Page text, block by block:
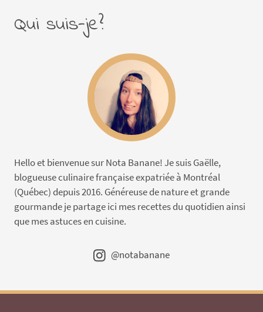
Qui suis-je?
Hello et bienvenue sur Nota Banane! Je suis Gaëlle,
blogueuse culinaire française expatriée à Montréal
(Québec) depuis 2016. Généreuse de nature et grande
gourmande je partage ici mes recettes du quotidien ainsi
que mes astuces en cuisine.
@notabanane